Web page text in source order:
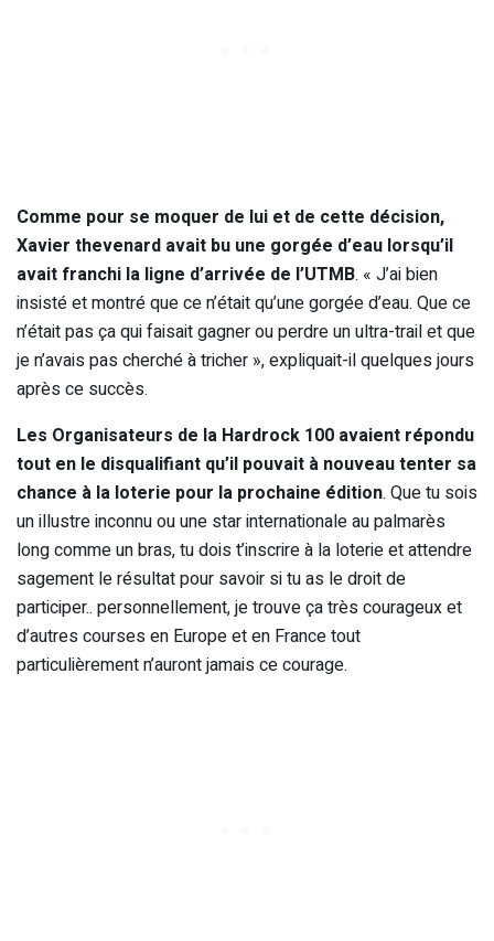
Comme pour se moquer de lui et de cette décision,
Xavier thevenard avait bu une gorgée d’eau lorsqu’il
avait franchi la ligne d’arrivée de l’UTMB. « J’ai bien
insisté et montré que ce n’était qu’une gorgée d’eau. Que ce
n’était pas ça qui faisait gagner ou perdre un ultra-trail et que
je n’avais pas cherché à tricher », expliquait-il quelques jours
après ce succès.
Les Organisateurs de la Hardrock 100 avaient répondu
tout en le disqualifiant qu’il pouvait à nouveau tenter sa
chance à la loterie pour la prochaine édition. Que tu sois
un illustre inconnu ou une star internationale au palmarès
long comme un bras, tu dois t’inscrire à la loterie et attendre
sagement le résultat pour savoir si tu as le droit de
participer.. personnellement, je trouve ça très courageux et
d’autres courses en Europe et en France tout
particulièrement n’auront jamais ce courage.